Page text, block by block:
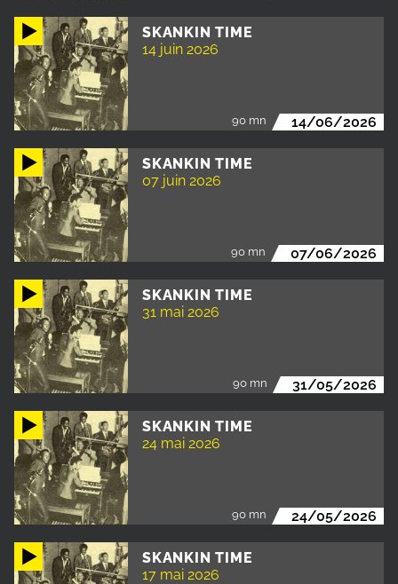
SKANKIN TIME
14 juin 2026
90 mn 14/06/2026
SKANKIN TIME
07 juin 2026
90 mn 07/06/2026
SKANKIN TIME
31 mai 2026
90 mn 31/05/2026
SKANKIN TIME
24 mai 2026
90 mn 24/05/2026
SKANKIN TIME
17 mai 2026